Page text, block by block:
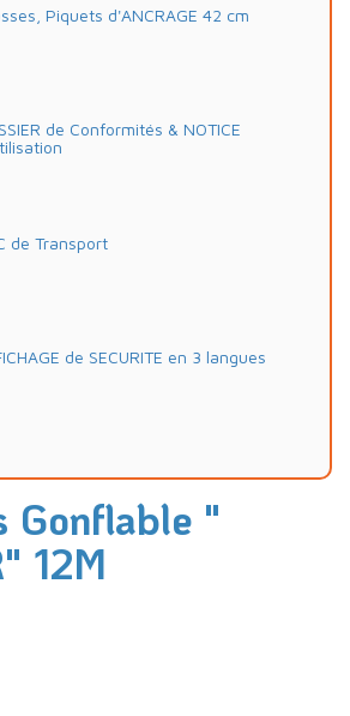
Piquets d'ANCRAGE 42 cm
de Conformités & NOTICE
de Transport
de SECURITE en 3 langues
Gonflable "
12M